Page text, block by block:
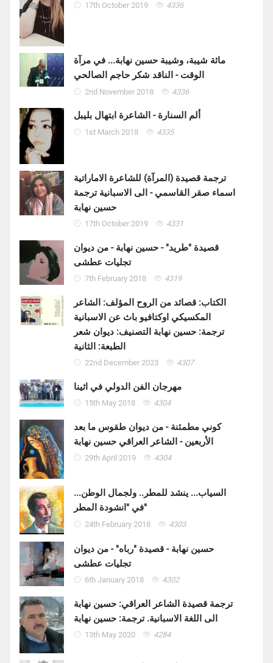
17th October 2019 4336
مائة شيبة، وشيبة حسين نهابة... في مرآة
الوقت - الناقد شكر حاجم الصالحي
2nd November 2018 4336
ألم السنارة - الشاعرة ابتهال بليبل
1st March 2018 4335
ترجمة قصيدة (المرآة) للشاعرة الاماراتية
اسماء صقر القاسمي - الى الاسبانية ترجمة
حسين نهابة
17th October 2019 4331
قصيدة "طريد" - حسين نهابة - من ديوان
تجليات عطشى
7th February 2018 4319
الكتاب: قصائد من الروح المؤلف: الشاعر
المكسيكي اوكتافيو باث عن الاسبانية
ترجمة: حسين نهابة التصنيف: ديوان شعر
الطبعة: الثانية
22nd December 2023 4307
مهرجان الفن الدولي في اثينا
15th May 2018 4304
كوني مطمئنة - من ديوان طقوس ما بعد
الأربعين - الشاعر العراقي حسين نهابة
29th April 2019 4304
السياب... ينشد للمطر.. ولجمال الوطن...
في "انشودة المطر"
24th February 2018 4303
حسين نهابة - قصيدة "رباه" - من ديوان
تجليات عطشى
6th January 2018 4302
ترجمة قصيدة الشاعر العراقي: حسين نهابة
الى اللغة الاسبانية. ترجمة: حسين نهابة
13th May 2020 4284